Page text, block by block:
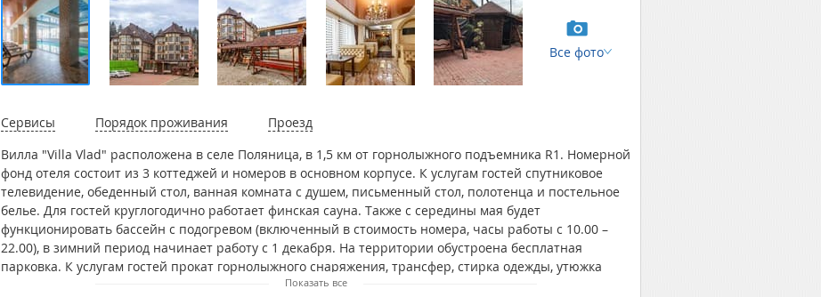
Все фото
Сервисы Порядок проживания
Проезд
Вилла "Villa Vlad" расположена в селе Поляница, в 1,5 км от горнолыжного подъемника R1. Номерной
фонд отеля состоит из 3 коттеджей и номеров в основном корпусе. К услугам гостей спутниковое
телевидение, обеденный стол, ванная комната с душем, письменный стол, полотенца и постельное
белье. Для гостей круглогодично работает финская сауна. Также с середины мая будет
функционировать бассейн с подогревом (включенный в стоимость номера, часы работы с 10.00 –
22.00), в зимний период начинает работу с 1 декабря. На территории обустроена бесплатная
парковка. К услугам гостей прокат горнолыжного снаряжения, трансфер, стирка одежды, утюжка
одежды, доставка еды и напитков в номер. На первом этаже виллы "Villa Vlad" расположен
Показать все